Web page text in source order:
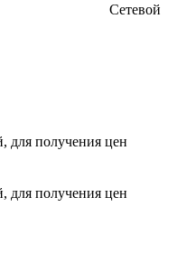
Сетевой
для получения цен
для получения цен